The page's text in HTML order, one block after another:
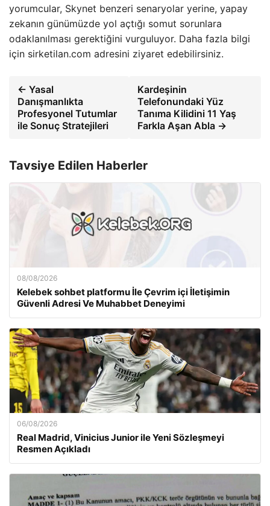
yorumcular, Skynet benzeri senaryolar yerine, yapay
zekanın günümüzde yol açtığı somut sorunlara
odaklanılması gerektiğini vurguluyor. Daha fazla bilgi
için sirketilan.com adresini ziyaret edebilirsiniz.
← Yasal
Danışmanlıkta
Profesyonel Tutumlar
ile Sonuç Stratejileri
Kardeşinin
Telefonundaki Yüz
Tanıma Kilidini 11 Yaş
Farkla Aşan Abla →
Tavsiye Edilen Haberler
08/08/2026
Kelebek sohbet platformu İle Çevrim içi İletişimin
Güvenli Adresi Ve Muhabbet Deneyimi
06/08/2026
Real Madrid, Vinicius Junior ile Yeni Sözleşmeyi
Resmen Açıkladı